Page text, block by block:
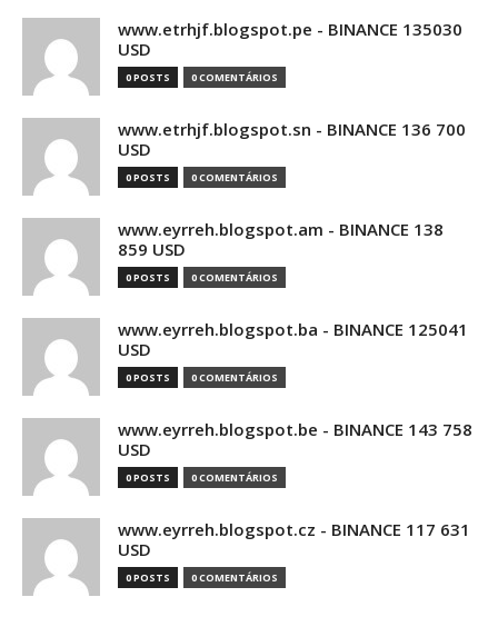
www.etrhjf.blogspot.pe - BINANCE 135030
USD
0 POSTS 0 COMENTÁRIOS
www.etrhjf.blogspot.sn - BINANCE 136 700
USD
0 POSTS 0 COMENTÁRIOS
www.eyrreh.blogspot.am - BINANCE 138
859 USD
0 POSTS 0 COMENTÁRIOS
www.eyrreh.blogspot.ba - BINANCE 125041
USD
0 POSTS 0 COMENTÁRIOS
www.eyrreh.blogspot.be - BINANCE 143 758
USD
0 POSTS 0 COMENTÁRIOS
www.eyrreh.blogspot.cz - BINANCE 117 631
USD
0 POSTS 0 COMENTÁRIOS